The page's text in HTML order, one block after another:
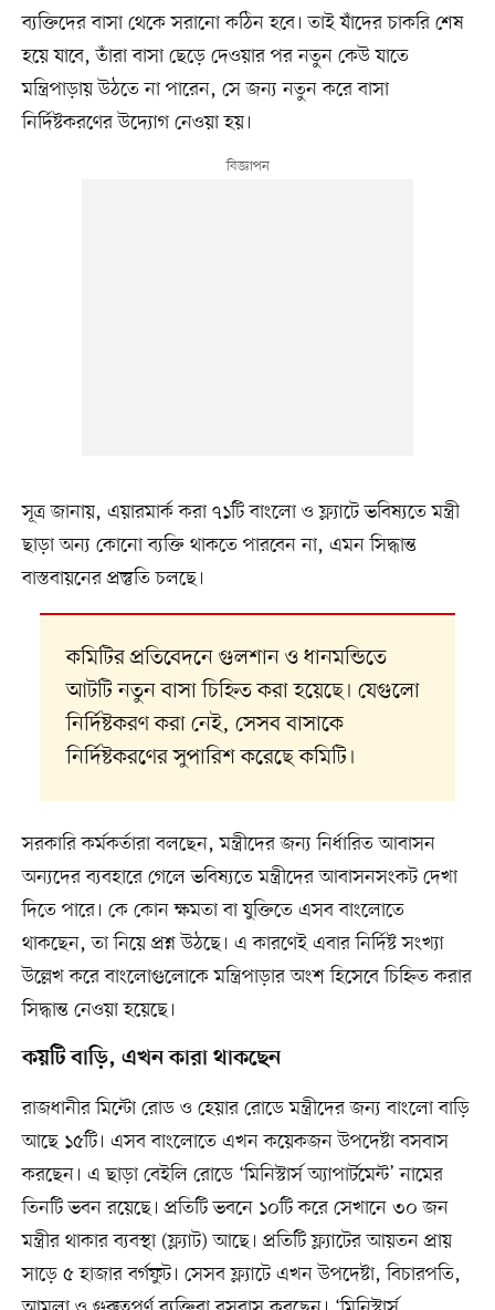
ব্যক্তিদের বাসা থেকে সরানো কঠিন হবে। তাই যাঁদের চাকরি শেষ
হয়ে যাবে, তাঁরা বাসা ছেড়ে দেওয়ার পর নতুন কেউ যাতে
মন্ত্রিপাড়ায় উঠতে না পারেন, সে জন্য নতুন করে বাসা
নির্দিষ্টকরণের উদ্যোগ নেওয়া হয়।
সূত্র জানায়, এয়ারমার্ক করা ৭১টি বাংলো ও ফ্ল্যাটে ভবিষ্যতে মন্ত্রী
ছাড়া অন্য কোনো ব্যক্তি থাকতে পারবেন না, এমন সিদ্ধান্ত
বাস্তবায়নের প্রস্তুতি চলছে।
কমিটির প্রতিবেদনে গুলশান ও ধানমন্ডিতে
আটটি নতুন বাসা চিহ্নিত করা হয়েছে। যেগুলো
নির্দিষ্টকরণ করা নেই, সেসব বাসাকে
নির্দিষ্টকরণের সুপারিশ করেছে কমিটি।
সরকারি কর্মকর্তারা বলছেন, মন্ত্রীদের জন্য নির্ধারিত আবাসন
অন্যদের ব্যবহারে গেলে ভবিষ্যতে মন্ত্রীদের আবাসনসংকট দেখা
দিতে পারে। কে কোন ক্ষমতা বা যুক্তিতে এসব বাংলোতে
থাকছেন, তা নিয়ে প্রশ্ন উঠছে। এ কারণেই এবার নির্দিষ্ট সংখ্যা
উল্লেখ করে বাংলোগুলোকে মন্ত্রিপাড়ার অংশ হিসেবে চিহ্নিত করার
সিদ্ধান্ত নেওয়া হয়েছে।
কয়টি বাড়ি, এখন কারা থাকছেন
রাজধানীর মিন্টো রোড ও হেয়ার রোডে মন্ত্রীদের জন্য বাংলো বাড়ি
আছে ১৫টি। এসব বাংলোতে এখন কয়েকজন উপদেষ্টা বসবাস
করছেন। এ ছাড়া বেইলি রোডে ‘মিনিস্টার্স অ্যাপার্টমেন্ট’ নামের
তিনটি ভবন রয়েছে। প্রতিটি ভবনে ১০টি করে সেখানে ৩০ জন
মন্ত্রীর থাকার ব্যবস্থা (ফ্ল্যাট) আছে। প্রতিটি ফ্ল্যাটের আয়তন প্রায়
সাড়ে ৫ হাজার বর্গফুট। সেসব ফ্ল্যাটে এখন উপদেষ্টা, বিচারপতি,